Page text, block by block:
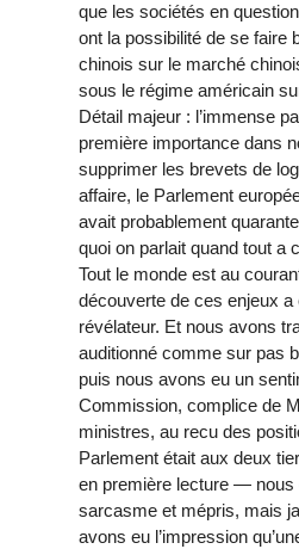
que les sociétés en
ont la possibilité de se faire
chinois sur le marché
sous le régime américain
Détail majeur : l’immense
première importance dans
supprimer les brevets de
affaire, le Parlement
avait probablement
quoi on parlait quand tout a
Tout le monde est au
découverte de ces enjeux
révélateur. Et nous avons
auditionné comme sur pas
puis nous avons eu un
Commission, complice de
ministres, au recu des
Parlement était aux deux
en première lecture — nous
sarcasme et mépris, mais
avons eu l’impression